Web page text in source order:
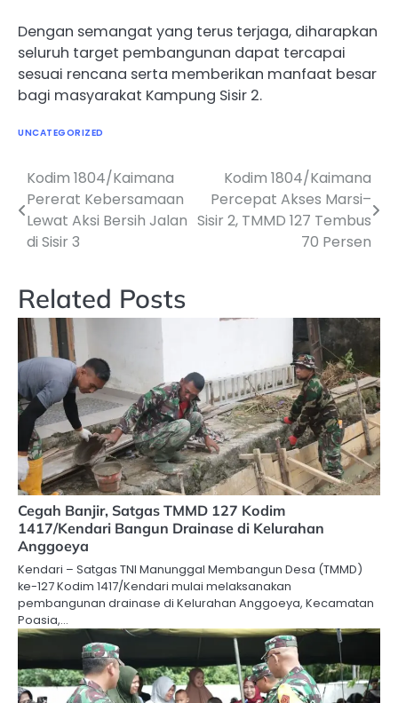
Dengan semangat yang terus terjaga, diharapkan
seluruh target pembangunan dapat tercapai
sesuai rencana serta memberikan manfaat besar
bagi masyarakat Kampung Sisir 2.
UNCATEGORIZED
Navigasi
pos
Kodim 1804/Kaimana
Pererat Kebersamaan
Lewat Aksi Bersih Jalan
di Sisir 3
Kodim 1804/Kaimana
Percepat Akses Marsi–
Sisir 2, TMMD 127 Tembus
70 Persen
Related Posts
Cegah Banjir, Satgas TMMD 127 Kodim
1417/Kendari Bangun Drainase di Kelurahan
Anggoeya
Kendari – Satgas TNI Manunggal Membangun Desa (TMMD)
ke-127 Kodim 1417/Kendari mulai melaksanakan
pembangunan drainase di Kelurahan Anggoeya, Kecamatan
Poasia,…